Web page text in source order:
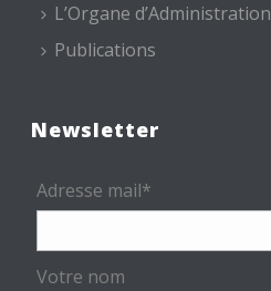
L’Organe d’Administration
Publications
Newsletter
Adresse mail*
Votre nom